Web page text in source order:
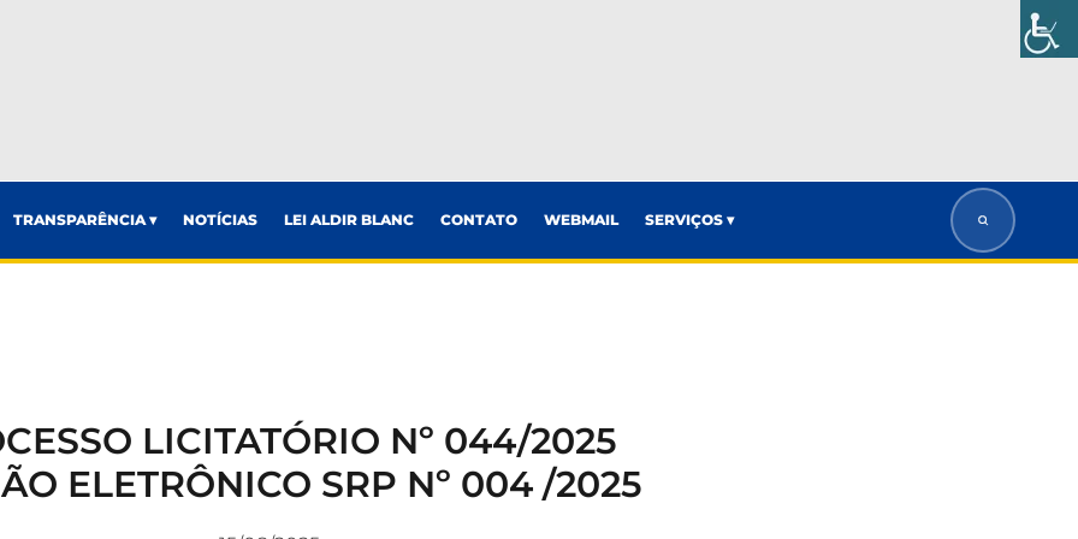
TRANSPARÊNCIA ▾ NOTÍCIAS LEI ALDIR BLANC CONTATO WEBMAIL SERVIÇOS ▾
LICITATÓRIO Nº 044/2025
ELETRÔNICO SRP Nº 004 /2025